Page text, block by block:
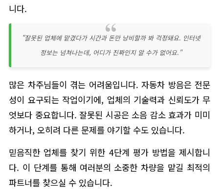
니다.
"잘못된 업체에 맡겼다가 시간과 돈만 낭비할까 봐 걱정돼요. 인터넷
정보는 넘쳐나는데, 어디가 진짜인지 알 수가 없어요."
많은 차주님들이 겪는 어려움입니다. 자동차 방음은 전문
성이 요구되는 작업이기에, 업체의 기술력과 신뢰도가 무
엇보다 중요합니다. 잘못된 시공은 소음 감소 효과가 미미
하거나, 오히려 다른 문제를 야기할 수도 있습니다.
믿음직한 업체를 찾기 위한 4단계 평가 방법을 제시합니
다. 이 단계를 통해 여러분의 소중한 차량을 맡길 최적의
파트너를 찾으실 수 있습니다.